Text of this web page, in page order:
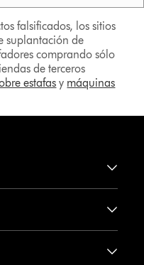
falsificados, los sitios
suplantación de
comprando sólo
de terceros
estafas y máquinas